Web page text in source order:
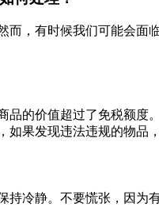
而，有时候我们可能会
品的价值超过了免税额
果发现违法违规的物品
冷静。不要慌张，因为